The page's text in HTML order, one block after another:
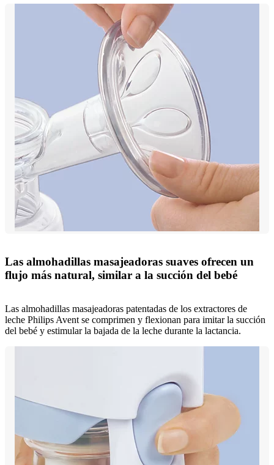
Las almohadillas masajeadoras suaves ofrecen un
flujo más natural, similar a la succión del bebé
Las almohadillas masajeadoras patentadas de los extractores de
leche Philips Avent se comprimen y flexionan para imitar la succión
del bebé y estimular la bajada de la leche durante la lactancia.